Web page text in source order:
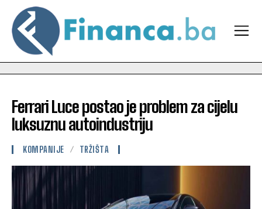
Ferrari Luce postao je problem za cijelu
luksuznu autoindustriju
KOMPANIJE TRŽIŠTA